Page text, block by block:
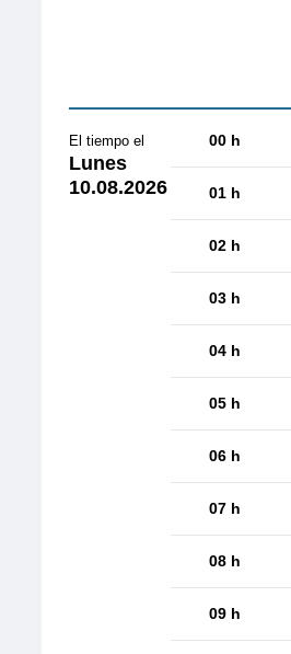
El tiempo el
Lunes
10.08.2026
00 h
01 h
02 h
03 h
04 h
05 h
06 h
07 h
08 h
09 h